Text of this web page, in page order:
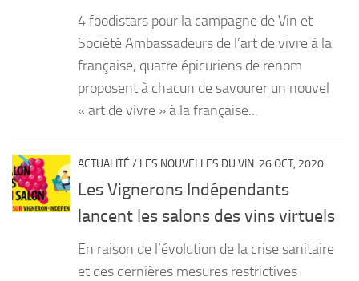
Entrées
Desserts
4 foodistars pour la campagne de Vin et
Société Ambassadeurs de l’art de vivre à la
française, quatre épicuriens de renom
proposent à chacun de savourer un nouvel
« art de vivre » à la française...
ACTUALITÉ / LES NOUVELLES DU VIN 26 OCT, 2020
Les Vignerons Indépendants
lancent les salons des vins virtuels
En raison de l’évolution de la crise sanitaire
et des dernières mesures restrictives